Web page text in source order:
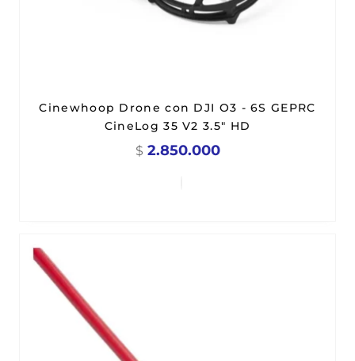
Cinewhoop Drone con DJI O3 - 6S GEPRC
CineLog 35 V2 3.5" HD
$ 2.850.000